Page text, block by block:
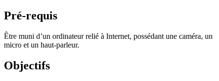
Pré-requis
Être muni d’un ordinateur relié à Internet, possédant une caméra, un
micro et un haut-parleur.
Objectifs